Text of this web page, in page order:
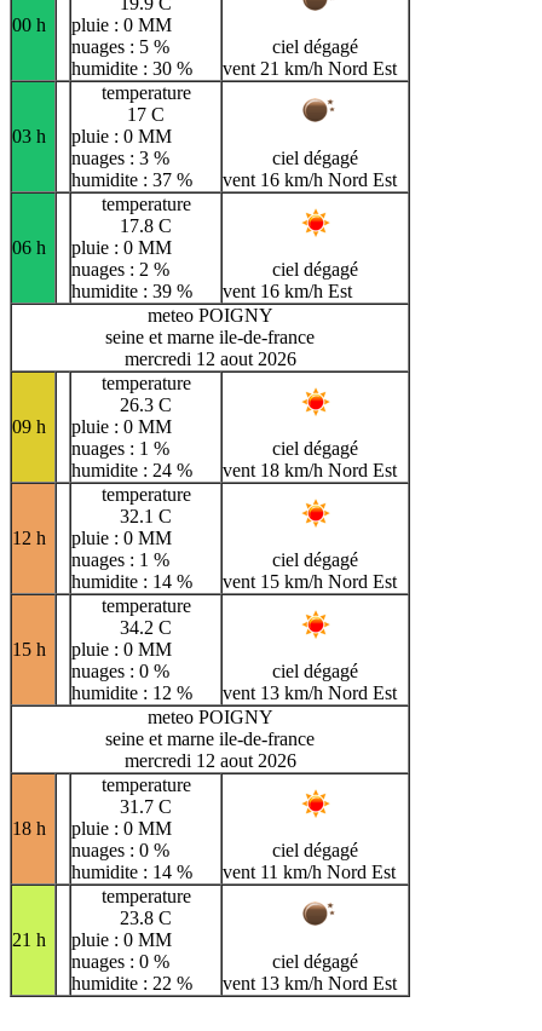
00 h
pluie : 0 MM
nuages : 5 %
humidite : 30 %
ciel dégagé
vent 21 km/h Nord Est
03 h
temperature
17 C
pluie : 0 MM
nuages : 3 %
humidite : 37 %
ciel dégagé
vent 16 km/h Nord Est
06 h
temperature
17.8 C
pluie : 0 MM
nuages : 2 %
humidite : 39 %
ciel dégagé
vent 16 km/h Est
meteo POIGNY
seine et marne ile-de-france
mercredi 12 aout 2026
09 h
temperature
26.3 C
pluie : 0 MM
nuages : 1 %
humidite : 24 %
ciel dégagé
vent 18 km/h Nord Est
12 h
temperature
32.1 C
pluie : 0 MM
nuages : 1 %
humidite : 14 %
ciel dégagé
vent 15 km/h Nord Est
15 h
temperature
34.2 C
pluie : 0 MM
nuages : 0 %
humidite : 12 %
ciel dégagé
vent 13 km/h Nord Est
meteo POIGNY
seine et marne ile-de-france
mercredi 12 aout 2026
18 h
temperature
31.7 C
pluie : 0 MM
nuages : 0 %
humidite : 14 %
ciel dégagé
vent 11 km/h Nord Est
21 h
temperature
23.8 C
pluie : 0 MM
nuages : 0 %
humidite : 22 %
ciel dégagé
vent 13 km/h Nord Est